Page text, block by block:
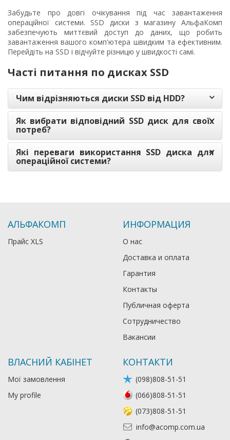
Забудьте про довгі очікування під час завантаження
операційної системи. SSD диски з магазину АльфаКомп
забезпечують миттєвий доступ до даних, що робить
завантаження вашого комп'ютера швидким та ефективним.
Перейдіть на SSD і відчуйте різницю у швидкості самі.
Часті питання по дисках SSD
Чим відрізняються диски SSD від HDD?
Як вибрати відповідний SSD диск для своїх
потреб?
Які переваги використання SSD диска для
операційної системи?
АЛЬФАКОМП
Прайс XLS
ИНФОРМАЦИЯ
О нас
Доставка и оплата
Гарантия
Контакты
Публичная оферта
Сотрудничество
Вакансии
ВЛАСНИЙ КАБІНЕТ
Мої замовлення
My profile
КОНТАКТИ
(098)808-51-51
(066)808-51-51
(073)808-51-51
info@acomp.com.ua